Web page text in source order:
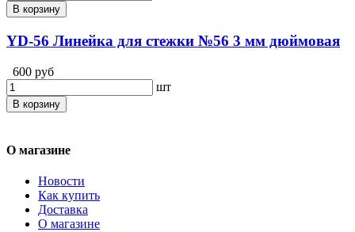
В корзину
YD-56 Линейка для стежки №56 3 мм дюймовая
600 руб
шт
В корзину
О магазине
Новости
Как купить
Доставка
О магазине